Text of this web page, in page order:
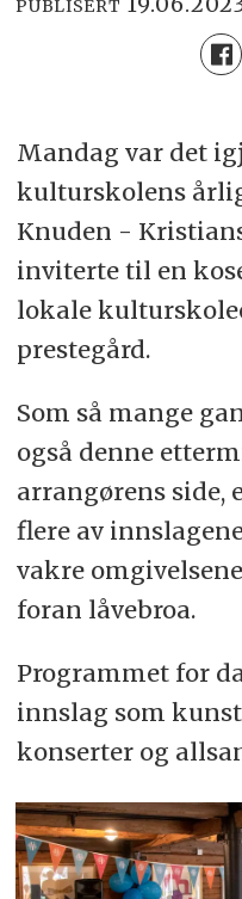
PUBLISERT
Mandag var det
kulturskolens
Knuden -
inviterte til en
lokale
prestegård.
Som så mange
også denne
arrangørens side,
flere av
vakre
foran låvebroa.
Programmet for
innslag som
konserter og